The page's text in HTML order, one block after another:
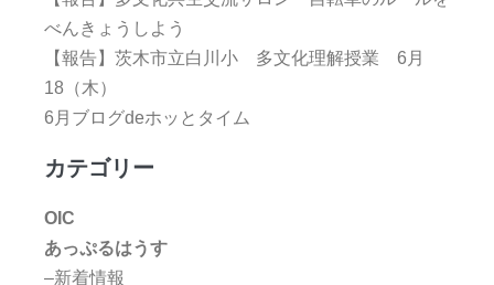
べんきょうしよう
【報告】茨木市立白川小 多文化理解授業 6月
18（木）
6月ブログdeホッとタイム
カテゴリー
OIC
あっぷるはうす
–新着情報